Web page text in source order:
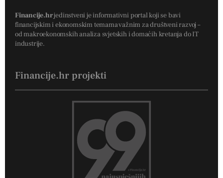
Financije.hrjedinstveni je informativni portal koji se bavi
financijskim i ekonomskim temama važnim za društveni razvoj –
od makroekonomskih analiza svjetskih i domaćih kretanja do IT
industrije.
Financije.hr projekti